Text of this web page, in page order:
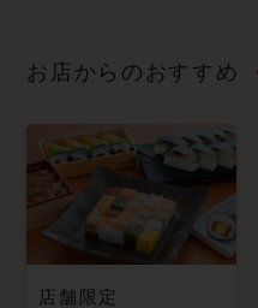
お店からのおすすめ
店舗限定